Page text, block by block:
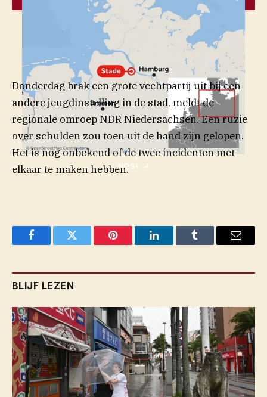
NOS
Donderdag brak een grote vechtpartij uit bij een
andere jeugdinstelling in de stad, meldt de
regionale omroep NDRNiedersachsen(opent in
. Een ruzie
over schulden zou toen uit de hand zijn gelopen.
Het is nog onbekend of de twee incidenten met
elkaar te maken hebben.
FacebookTwitter Pinterest LinkedInTumblr Email
BLIJF LEZEN